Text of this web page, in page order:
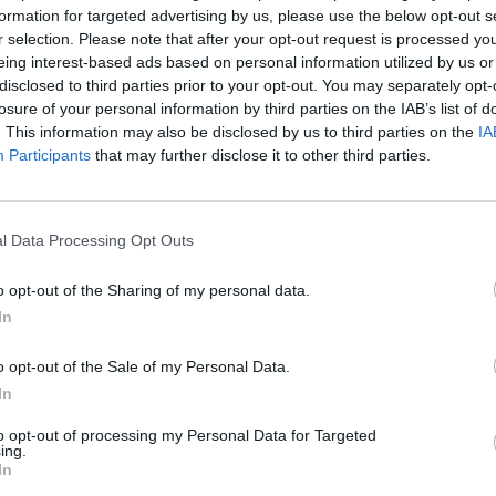
for targeted advertising by us, please use the below opt-out
selection. Please note that after your opt-out request is processed
interest-based ads based on personal information utilized by us
to third parties prior to your opt-out. You may separately
of your personal information by third parties on the IAB’s list of
This information may also be disclosed by us to third parties on the
Participants that may further disclose it to other third parties.
Data Processing Opt Outs
opt-out of the Sharing of my personal data.
opt-out of the Sale of my Personal Data.
opt-out of processing my Personal Data for Targeted
Brüsszel és Budapest közötti fejleményeket a
megkezdeni a hitelkeretről szóló hivatalos
ügyében megszületnek a szükséges
IMF nemzetközi kapcsolatokért felelős igazgatója a tegnapi
azt is elmondta, hogy éppen a fentiek miatt egyelőre
portfolio.hu hírarchívumához tartozik, melynek olvasása